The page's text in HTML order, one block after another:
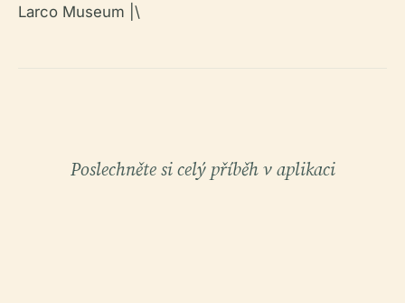
Larco Museum |\
Poslechněte si celý příběh v aplikaci